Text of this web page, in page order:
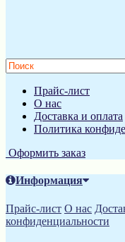
Прайс-лист
О нас
Доставка и оплата
Политика
Оформить заказ
Информация
Прайс-лист О нас
конфиденциальности